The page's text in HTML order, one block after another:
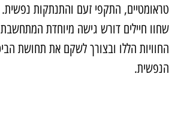
התקפי זעם והתנתקות נפשית.
חיילים דורש גישה מיוחדת המתחשבת
הללו ובצורך לשקם את תחושת